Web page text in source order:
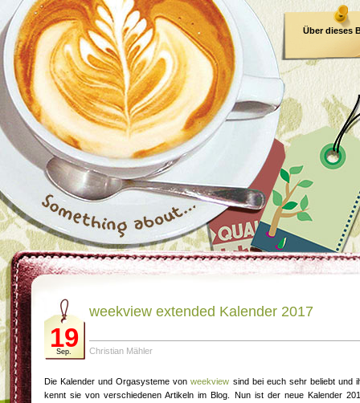
Über dieses
19
Sep.
weekview extended Kalender 2017
Christian Mähler
Die Kalender und Orgasysteme vonweekview sind bei euch sehr beliebt und
kennt sie von verschiedenen Artikeln im Blog. Nun ist der neue Kalender